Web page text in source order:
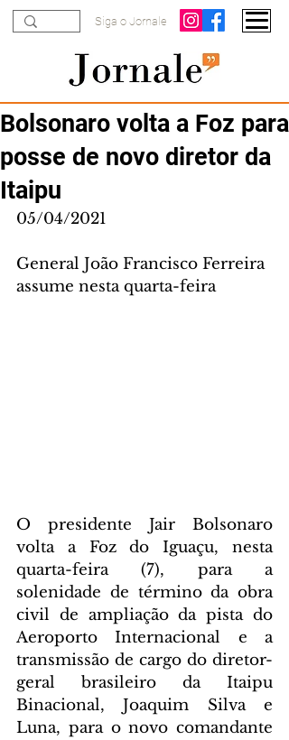
Siga o Jornale
Bolsonaro volta a Foz para
posse de novo diretor da
Itaipu
05/04/2021
General João Francisco Ferreira
assume nesta quarta-feira
O presidente Jair Bolsonaro
volta a Foz do Iguaçu, nesta
quarta-feira (7), para a
solenidade de término da obra
civil de ampliação da pista do
Aeroporto Internacional e a
transmissão de cargo do diretor-
geral brasileiro da Itaipu
Binacional, Joaquim Silva e
Luna, para o novo comandante